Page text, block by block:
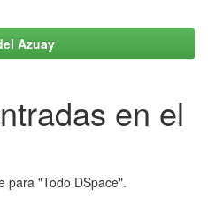
Azuay
en el
para "Todo DSpace".